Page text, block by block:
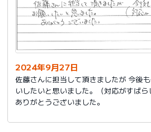
2024年9月27日
佐藤さんに担当して頂きましたが 今後
いしたいと思いました。（対応がすばら
ありがとうございました。